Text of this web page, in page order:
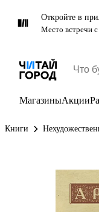
Откройте в
Место встречи
МагазиныАкции
Книги